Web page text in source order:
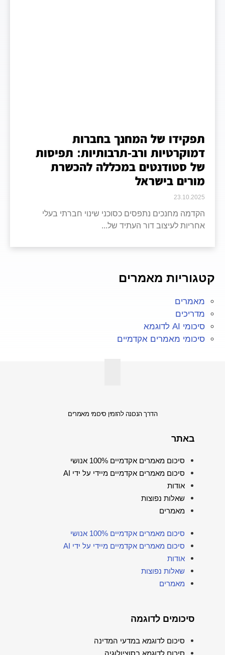
תפקידו של המחנך בחברות
דמוקרטיות ורב-תרבותיות: תפיסות
של סטודנטים במכללה להכשרת
מורים בישראל
23.10.2025
הקדמה מחנכים נתפסים כסוכני שינוי חברתי בעלי
אחריות לעיצוב דור העתיד של
קטגוריות מאמרים
מאמרים
מדריכים
סיכומי AI לדוגמא
סיכומי מאמרים אקדמיים
הדרך הנכונה להזמין סיכומי מאמרים
באתר
סיכום מאמרים אקדמיים 100% אנושי
סיכום מאמרים אקדמיים מיידי על ידי AI
אודות
שאלות נפוצות
מאמרים
סיכום מאמרים אקדמיים 100% אנושי
סיכום מאמרים אקדמיים מיידי על ידי AI
אודות
שאלות נפוצות
מאמרים
סיכומים לדוגמה
סיכום לדוגמא במדעי המדינה